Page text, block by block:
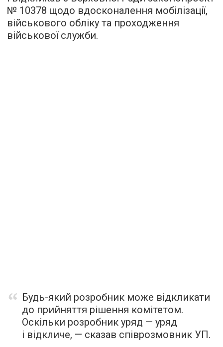
№ 10378 щодо вдосконалення мобілізації,
військового обліку та проходження
військової служби.
Будь-який розробник може відкликати
до прийняття рішення комітетом.
Оскільки розробник уряд — уряд
і відкличе, — сказав співрозмовник УП.